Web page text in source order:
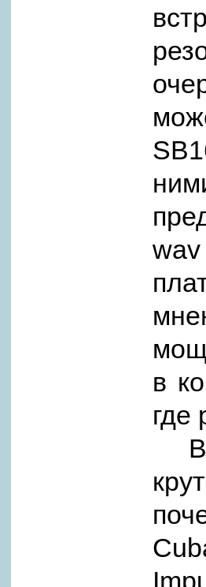
в
где